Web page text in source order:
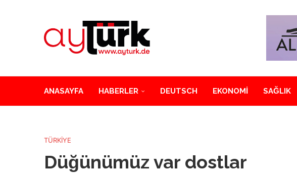
ANASAYFA HABERLER DEUTSCH EKONOMİ SAĞLIK
TÜRKİYE
Düğünümüz var dostlar